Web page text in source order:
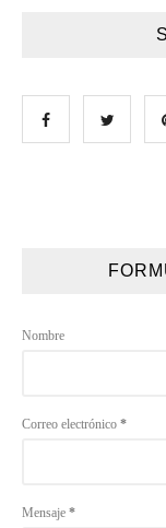
Nombre
Correo electrónico *
Mensaje *